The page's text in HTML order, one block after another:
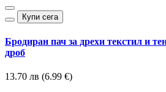
Купи сега
Бродиран пач за дрехи текстил и
дроб
13.70 лв (6.99 €)